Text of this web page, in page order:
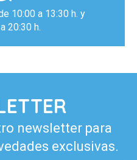
10:00 a 13:30 h. y
20:30 h.
newsletter para
exclusivas.